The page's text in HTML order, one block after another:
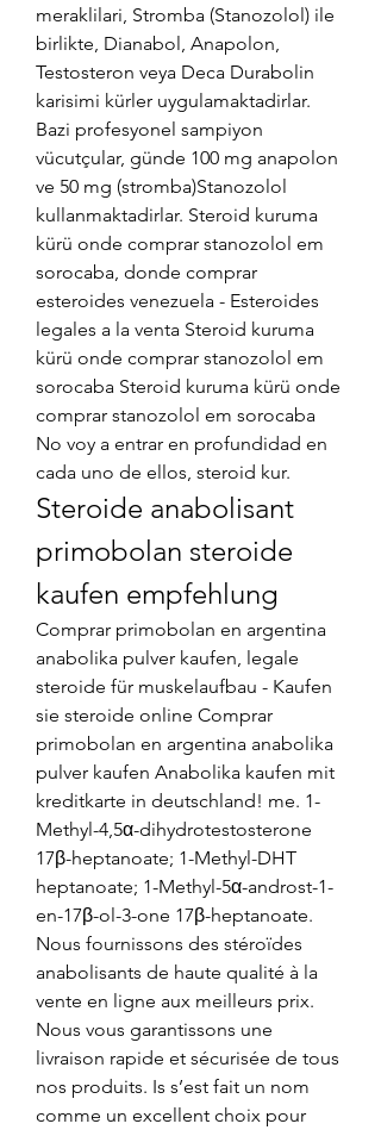
meraklilari, Stromba (Stanozolol) ile
birlikte, Dianabol, Anapolon,
Testosteron veya Deca Durabolin
karisimi kürler uygulamaktadirlar.
Bazi profesyonel sampiyon
vücutçular, günde 100 mg anapolon
ve 50 mg (stromba)Stanozolol
kullanmaktadirlar. Steroid kuruma
kürü onde comprar stanozolol em
sorocaba, donde comprar
esteroides venezuela - Esteroides
legales a la venta Steroid kuruma
kürü onde comprar stanozolol em
sorocaba Steroid kuruma kürü onde
comprar stanozolol em sorocaba
No voy a entrar en profundidad en
cada uno de ellos, steroid kur.
Steroide anabolisant
primobolan steroide
kaufen empfehlung
Comprar primobolan en argentina
anabolika pulver kaufen, legale
steroide für muskelaufbau - Kaufen
sie steroide online Comprar
primobolan en argentina anabolika
pulver kaufen Anabolika kaufen mit
kreditkarte in deutschland! me. 1-
Methyl-4,5α-dihydrotestosterone
17β-heptanoate; 1-Methyl-DHT
heptanoate; 1-Methyl-5α-androst-1-
en-17β-ol-3-one 17β-heptanoate.
Nous fournissons des stéroïdes
anabolisants de haute qualité à la
vente en ligne aux meilleurs prix.
Nous vous garantissons une
livraison rapide et sécurisée de tous
nos produits. Is s’est fait un nom
comme un excellent choix pour